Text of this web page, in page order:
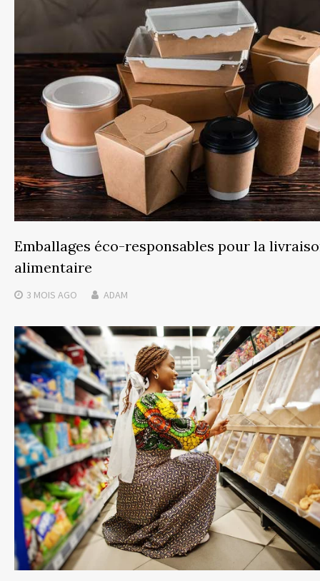
Emballages éco-responsables pour la
alimentaire
3 MOIS AGO ADAM